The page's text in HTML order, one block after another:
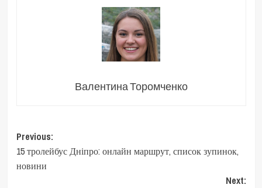
Валентина Торомченко
Post
navigation
Previous:
15 тролейбус Дніпро: онлайн маршрут, список зупинок,
новини
Next: